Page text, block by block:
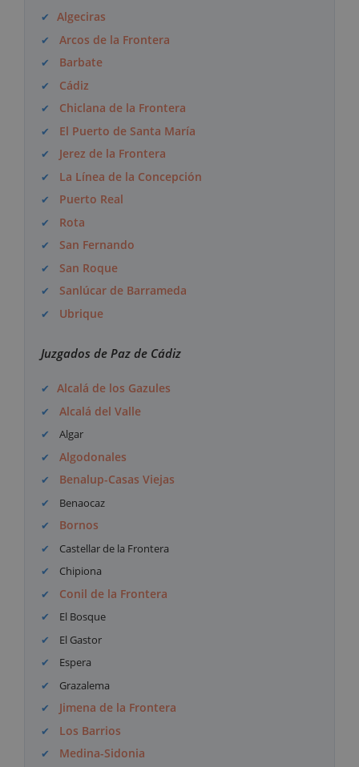
Algeciras
Arcos de la Frontera
Barbate
Cádiz
Chiclana de la Frontera
El Puerto de Santa María
Jerez de la Frontera
La Línea de la Concepción
Puerto Real
Rota
San Fernando
San Roque
Sanlúcar de Barrameda
Ubrique
Juzgados de Paz de Cádiz
Alcalá de los Gazules
Alcalá del Valle
Algar
Algodonales
Benalup-Casas Viejas
Benaocaz
Bornos
Castellar de la Frontera
Chipiona
Conil de la Frontera
El Bosque
El Gastor
Espera
Grazalema
Jimena de la Frontera
Los Barrios
Medina-Sidonia